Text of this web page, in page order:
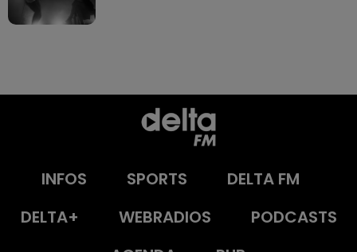
INFOS SPORTS
DELTA FM
DELTA+
WEBRADIOS
PODCASTS